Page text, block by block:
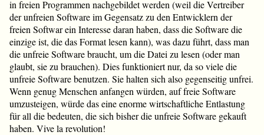
in freien Programmen nachgebildet werden (weil die Vertreiber
der unfreien Software im Gegensatz zu den Entwicklern der
freien Softwar ein Interesse daran haben, dass die Software die
einzige ist, die das Format lesen kann), was dazu führt, dass man
die unfreie Software braucht, um die Datei zu lesen (oder man
glaubt, sie zu brauchen). Dies funktioniert nur, da so viele die
unfreie Software benutzen. Sie halten sich also gegenseitig unfrei.
Wenn genug Menschen anfangen würden, auf freie Software
umzusteigen, würde das eine enorme wirtschaftliche Entlastung
für all die bedeuten, die sich bisher die unfreie Software gekauft
haben. Vive la revolution!